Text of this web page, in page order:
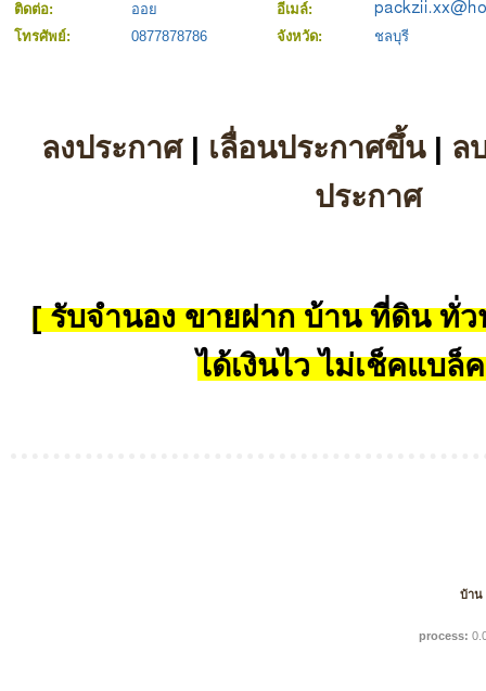
ติดต่อ: ออย
อีเมล์:
โทรศัพย์:
0877878786 จังหวัด: ชลบุรี
ลงประกาศ| เลื่อนประกาศขึ้น| ล
ประกาศ
[ รับจำนอง ขายฝาก บ้าน ที่ดิน ทั่ว
ได้เงินไว ไม่เช็คแบล็
บ้าน
process: